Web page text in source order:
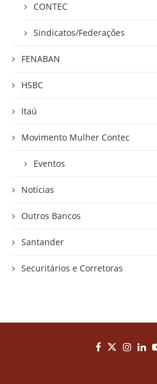
CONTEC
Sindicatos/Federações
FENABAN
HSBC
Itaú
Movimento Mulher Contec
Eventos
Notícias
Outros Bancos
Santander
Securitários e Corretoras